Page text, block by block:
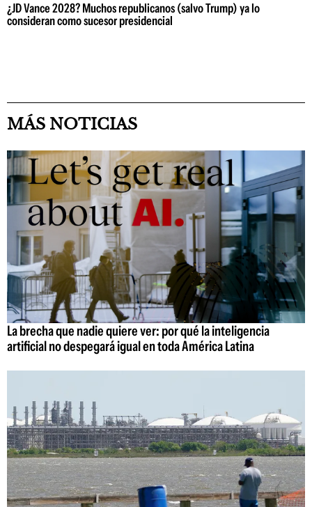
¿JD Vance 2028? Muchos republicanos (salvo Trump) ya lo
consideran como sucesor presidencial
MÁS NOTICIAS
La brecha que nadie quiere ver: por qué la inteligencia
artificial no despegará igual en toda América Latina